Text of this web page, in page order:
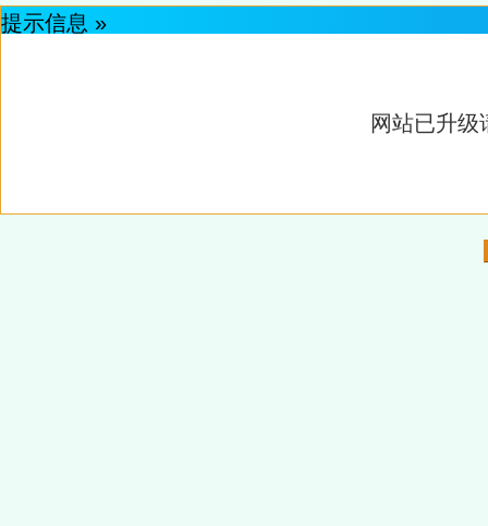
提示信息 »
网站已升级